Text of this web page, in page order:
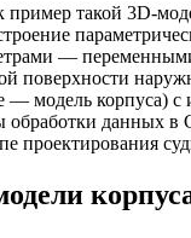
пример такой 3D-
—
поверхности
— модель корпуса) с
обработки данных
проектирования